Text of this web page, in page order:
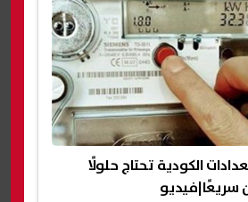
الكودية تحتاج حلولًا
سريعًا|فيديو